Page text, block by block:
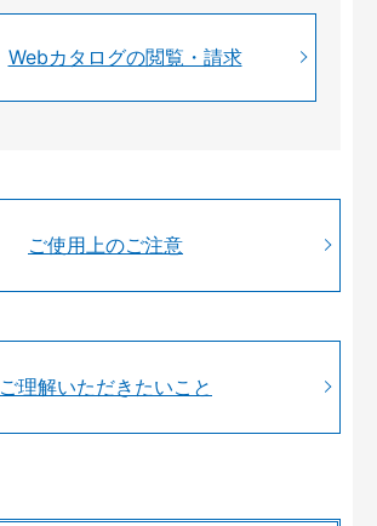
Webカタログの閲覧・請求
ご使用上のご注意
ご理解いただきたいこと